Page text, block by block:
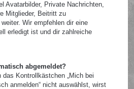
Avatarbilder, Private Nachrichten,
Mitglieder, Beitritt zu
Wir empfehlen dir eine
erledigt ist und dir zahlreiche
abgemeldet?
das Kontrollkästchen „Mich bei
anmelden“ nicht auswählst, wirst